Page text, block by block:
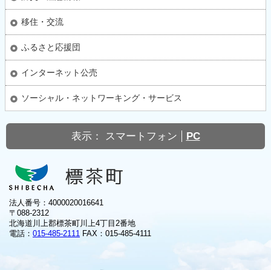
移住・交流
ふるさと応援団
インターネット公売
ソーシャル・ネットワーキング・サービス
表示： スマートフォン PC
法人番号：4000020016641
〒088-2312
北海道川上郡標茶町川上4丁目2番地
電話： 015-485-2111 FAX：015-485-4111